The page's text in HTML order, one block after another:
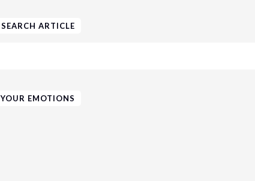
SEARCH ARTICLE
YOUR EMOTIONS